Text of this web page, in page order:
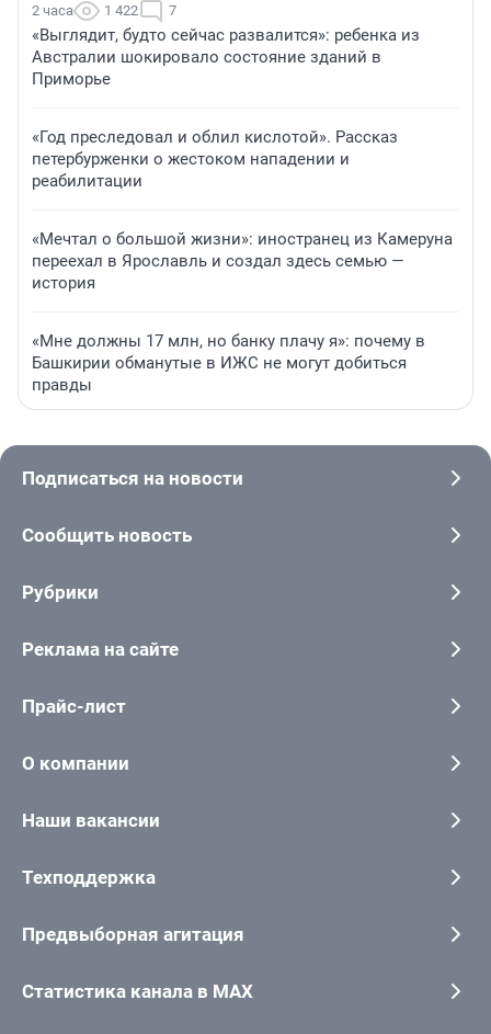
2 часа 1 422 7
«Выглядит, будто сейчас развалится»: ребенка из
Австралии шокировало состояние зданий в
Приморье
«Год преследовал и облил кислотой». Рассказ
петербурженки о жестоком нападении и
реабилитации
«Мечтал о большой жизни»: иностранец из Камеруна
переехал в Ярославль и создал здесь семью —
история
«Мне должны 17 млн, но банку плачу я»: почему в
Башкирии обманутые в ИЖС не могут добиться
правды
Подписаться на новости
Сообщить новость
Рубрики
Реклама на сайте
Прайс-лист
О компании
Наши вакансии
Техподдержка
Предвыборная агитация
Статистика канала в MAX